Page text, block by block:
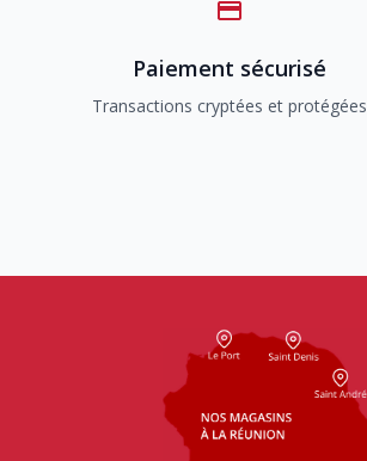
Paiement sécurisé
Transactions cryptées et protégées